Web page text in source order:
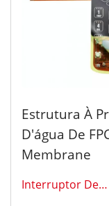
Estrutura À
D'água De
Membrane
Interruptor De